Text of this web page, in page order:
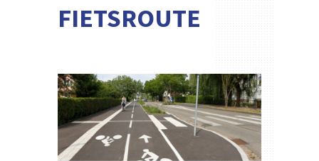
FIETSROUTE